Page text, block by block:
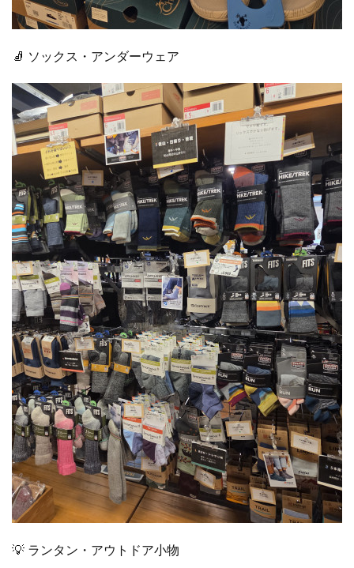
🧦 ソックス・アンダーウェア
💡 ランタン・アウトドア小物